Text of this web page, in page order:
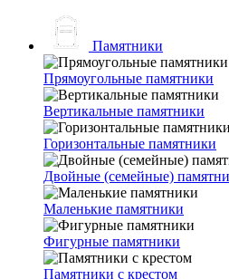
Памятники
Прямоугольные памятники
Вертикальные памятники
Горизонтальные памятники
Двойные (семейные)
Маленькие памятники
Фигурные памятники
Памятники с крестом